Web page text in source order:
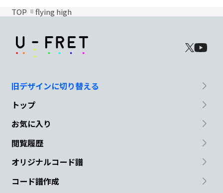
TOP flying high
旧デザインに切り替える
トップ
お気に入り
閲覧履歴
オリジナルコード譜
コード譜作成